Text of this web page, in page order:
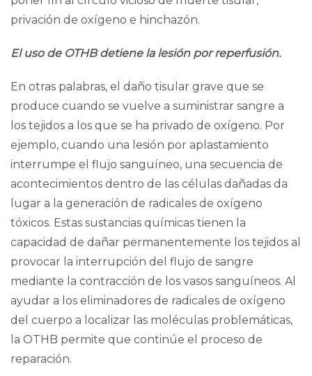
privación de oxígeno e hinchazón.
El uso de OTHB detiene la lesión por reperfusión.
En otras palabras, el daño tisular grave que se
produce cuando se vuelve a suministrar sangre a
los tejidos a los que se ha privado de oxígeno. Por
ejemplo, cuando una lesión por aplastamiento
interrumpe el flujo sanguíneo, una secuencia de
acontecimientos dentro de las células dañadas da
lugar a la generación de radicales de oxígeno
tóxicos. Estas sustancias químicas tienen la
capacidad de dañar permanentemente los tejidos al
provocar la interrupción del flujo de sangre
mediante la contracción de los vasos sanguíneos. Al
ayudar a los eliminadores de radicales de oxígeno
del cuerpo a localizar las moléculas problemáticas,
la OTHB permite que continúe el proceso de
reparación.